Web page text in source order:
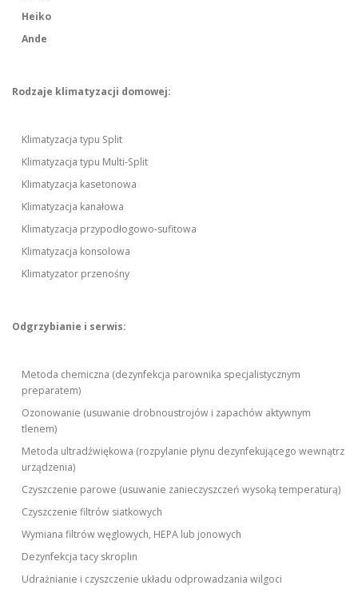
Heiko
Ande
Rodzaje klimatyzacji domowej:
Klimatyzacja typu Split
Klimatyzacja typu Multi-Split
Klimatyzacja kasetonowa
Klimatyzacja kanałowa
Klimatyzacja przypodłogowo-sufitowa
Klimatyzacja konsolowa
Klimatyzator przenośny
Odgrzybianie i serwis:
Metoda chemiczna (dezynfekcja parownika specjalistycznym
preparatem)
Ozonowanie (usuwanie drobnoustrojów i zapachów aktywnym
tlenem)
Metoda ultradźwiękowa (rozpylanie płynu dezynfekującego wewnątrz
urządzenia)
Czyszczenie parowe (usuwanie zanieczyszczeń wysoką temperaturą)
Czyszczenie filtrów siatkowych
Wymiana filtrów węglowych, HEPA lub jonowych
Dezynfekcja tacy skroplin
Udrażnianie i czyszczenie układu odprowadzania wilgoci